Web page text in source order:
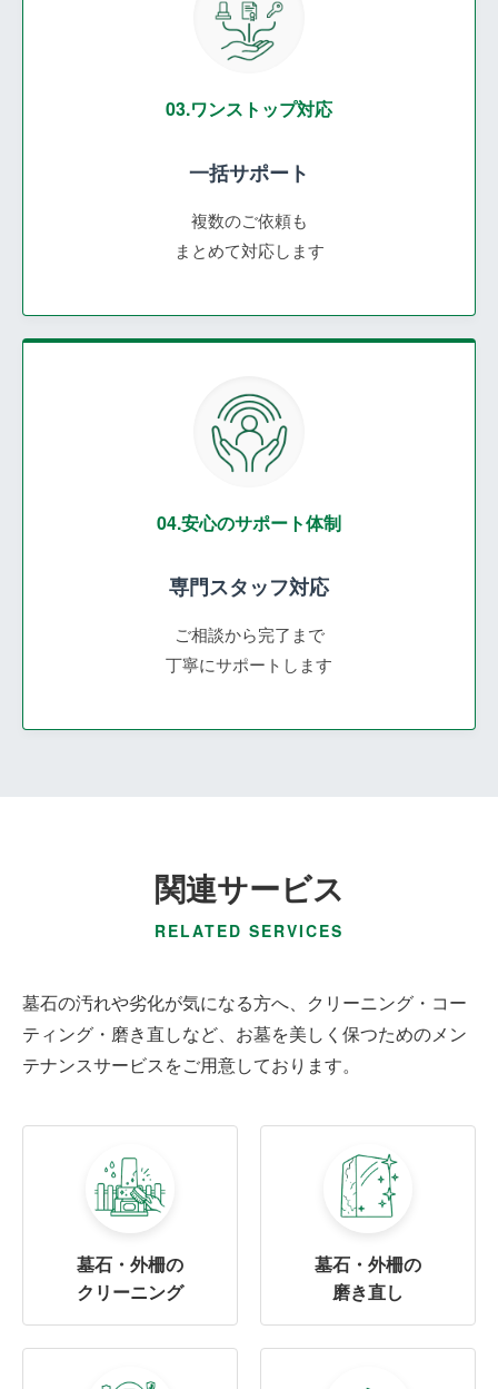
03.ワンストップ対応
一括サポート
複数のご依頼も
まとめて対応します
04.安心のサポート体制
専門スタッフ対応
ご相談から完了まで
丁寧にサポートします
関連サービス
RELATED SERVICES
墓石の汚れや劣化が気になる方へ、クリーニング・コー
ティング・磨き直しなど、お墓を美しく保つためのメン
テナンスサービスをご用意しております。
墓石・外柵の
クリーニング
墓石・外柵の
磨き直し